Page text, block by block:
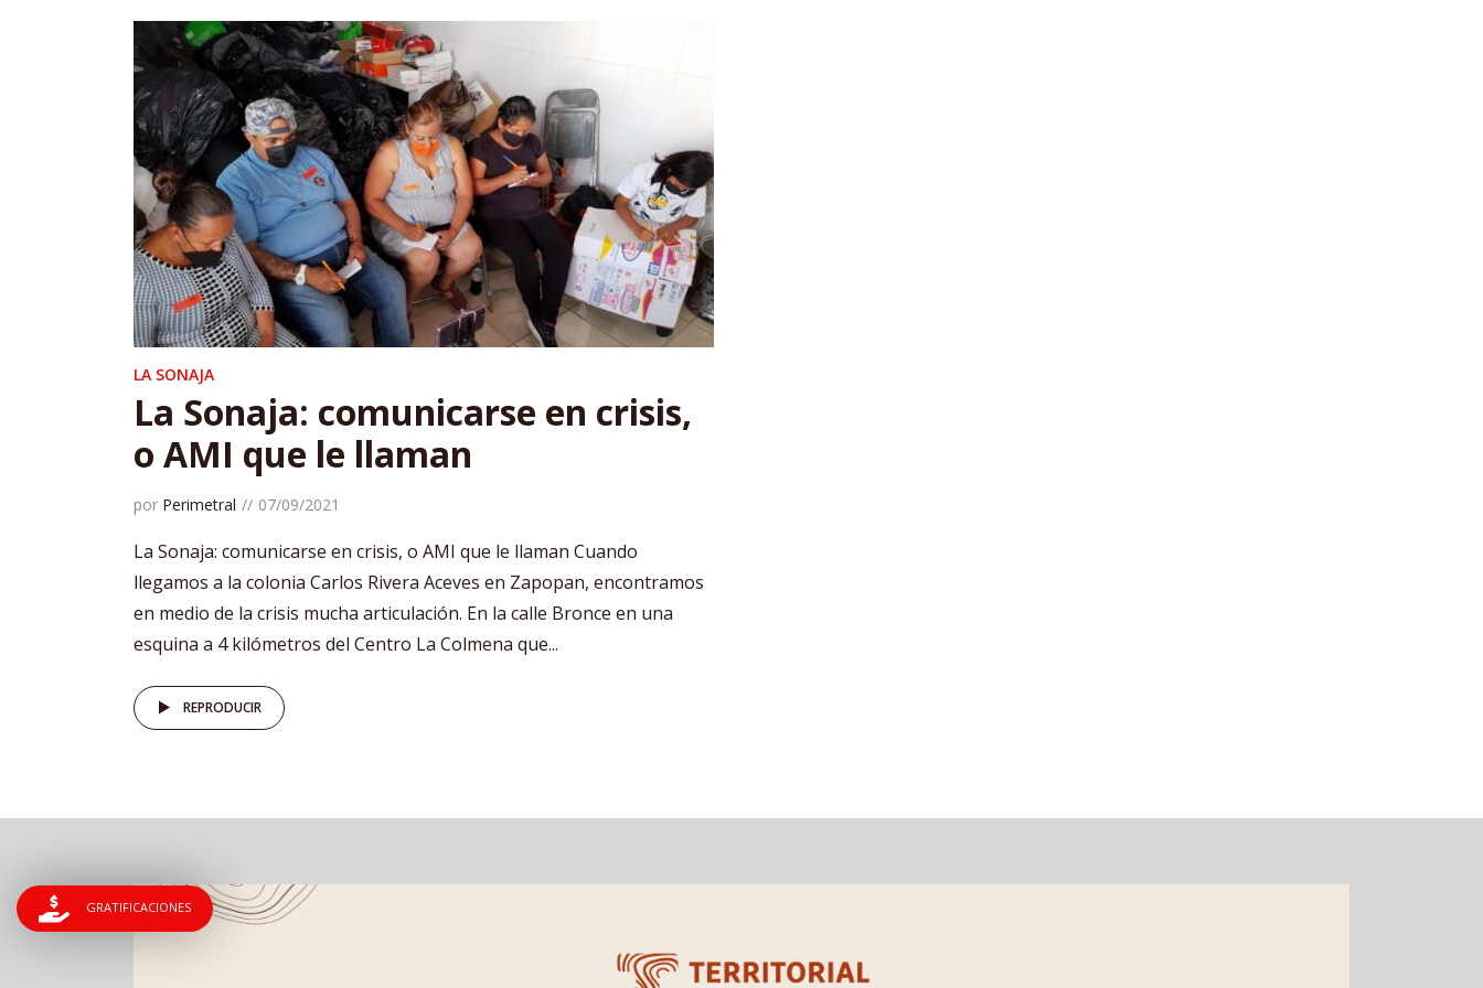
LA SONAJA
La Sonaja: comunicarse en crisis,
o AMI que le llaman
por Perimetral 07/09/2021
La Sonaja: comunicarse en crisis, o AMI que le llaman Cuando
llegamos a la colonia Carlos Rivera Aceves en Zapopan, encontramos
en medio de la crisis mucha articulación. En la calle Bronce en una
esquina a 4 kilómetros del Centro La Colmena que...
REPRODUCIR
GRATIFICACIONES